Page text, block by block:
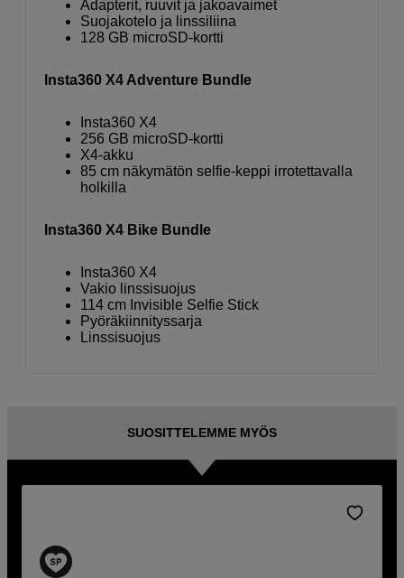
Adapterit, ruuvit ja jakoavaimet
Suojakotelo ja linssiliina
128 GB microSD-kortti
Insta360 X4 Adventure Bundle
Insta360 X4
256 GB microSD-kortti
X4-akku
85 cm näkymätön selfie-keppi irrotettavalla
holkilla
Insta360 X4 Bike Bundle
Insta360 X4
Vakio linssisuojus
114 cm Invisible Selfie Stick
Pyöräkiinnityssarja
Linssisuojus
SUOSITTELEMME MYÖS